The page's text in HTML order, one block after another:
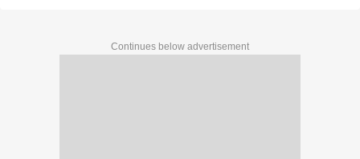
Continues below advertisement